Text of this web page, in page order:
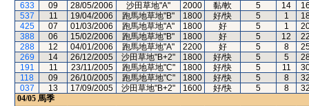
633
09 28/05/2006 沙田草地"A" 2000 黏/軟 5 14
537
11 19/04/2006 跑馬地草地"B" 1800 好/快 5 1
425
07 01/03/2006 跑馬地草地"A" 1800 好 5 1
388
06 15/02/2006 跑馬地草地"B" 1800 好 5 12
288
12 04/01/2006 跑馬地草地"A" 2200 好 5 8
269
14 26/12/2005 沙田草地"B+2" 1800 好/快 5 5
191
11 23/11/2005 跑馬地草地"C" 1800 好/快 5 11
118
09 26/10/2005 跑馬地草地"C" 1800 好/快 5 8
037
13 17/09/2005 沙田草地"B+2" 1600 好/快 5 8
04/05 馬季